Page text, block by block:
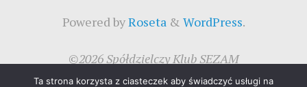
Powered byRoseta& WordPress.
©2026 Spółdzielczy Klub SEZAM
Ta strona korzysta z ciasteczek aby świadczyć usługi na